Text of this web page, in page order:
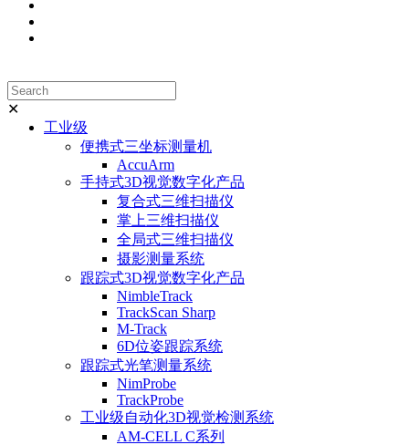
✕
工业级
便携式三坐标测量机
AccuArm
手持式3D视觉数字化产品
复合式三维扫描仪
掌上三维扫描仪
全局式三维扫描仪
摄影测量系统
跟踪式3D视觉数字化产品
NimbleTrack
TrackScan Sharp
M-Track
6D位姿跟踪系统
跟踪式光笔测量系统
NimProbe
TrackProbe
工业级自动化3D视觉检测系统
AM-CELL C系列